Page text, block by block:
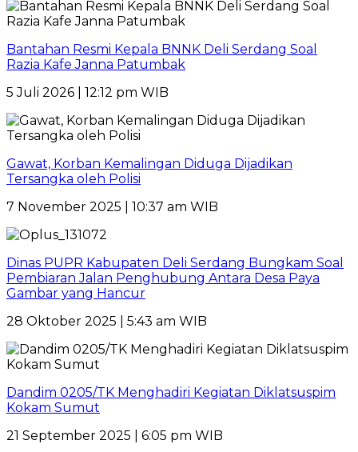
Bantahan Resmi Kepala BNNK Deli Serdang Soal
Razia Kafe Janna Patumbak
5 Juli 2026 | 12:12 pm WIB
Gawat, Korban Kemalingan Diduga Dijadikan
Tersangka oleh Polisi
7 November 2025 | 10:37 am WIB
Dinas PUPR Kabupaten Deli Serdang Bungkam Soal
Pembiaran Jalan Penghubung Antara Desa Paya
Gambar yang Hancur
28 Oktober 2025 | 5:43 am WIB
Dandim 0205/TK Menghadiri Kegiatan Diklatsuspim
Kokam Sumut
21 September 2025 | 6:05 pm WIB